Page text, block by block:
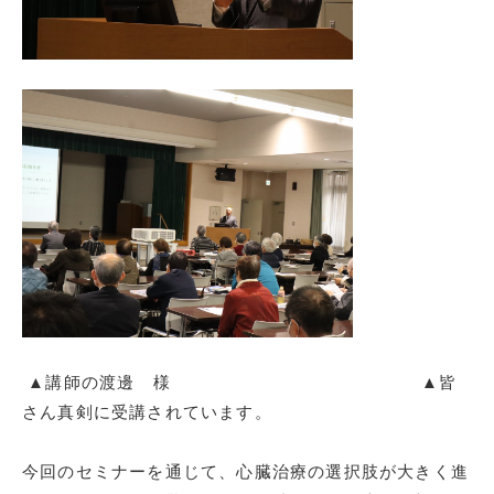
▲講師の渡邊 様 ▲皆
さん真剣に受講されています。
今回のセミナーを通じて、心臓治療の選択肢が大きく進